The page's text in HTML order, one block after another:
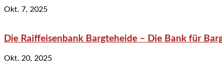
Okt. 7, 2025
Die Raiffeisenbank Bargteheide – Die Bank für
Okt. 20, 2025